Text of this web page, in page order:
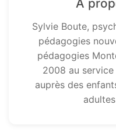
À
Sylvie Boute,
pédagogies
pédagogies
2008 au
auprès des